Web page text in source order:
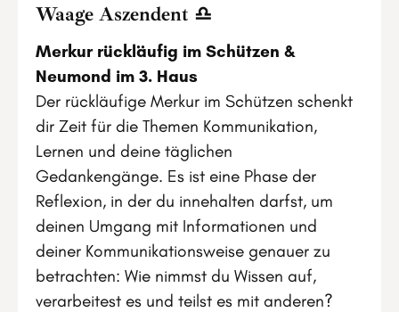
Waage Aszendent ♎
Merkur rückläufig im Schützen &
Neumond im 3. Haus
Der rückläufige Merkur im Schützen schenkt
dir Zeit für die Themen Kommunikation,
Lernen und deine täglichen
Gedankengänge. Es ist eine Phase der
Reflexion, in der du innehalten darfst, um
deinen Umgang mit Informationen und
deiner Kommunikationsweise genauer zu
betrachten: Wie nimmst du Wissen auf,
verarbeitest es und teilst es mit anderen?